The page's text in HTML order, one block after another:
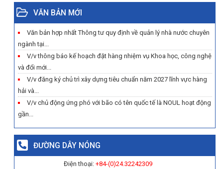
VĂN BẢN MỚI
Văn bản hợp nhất Thông tư quy định về quản lý nhà nước chuyên
ngành tại...
V/v thông báo kế hoạch đặt hàng nhiệm vụ Khoa học, công nghệ
và đổi mới...
V/v đăng ký chủ trì xây dựng tiêu chuẩn năm 2027 lĩnh vực hàng
hải và...
V/v chủ động ứng phó với bão có tên quốc tế là NOUL hoạt động
gần...
ĐƯỜNG DÂY NÓNG
Điện thoại: +84-(0)24.32242309